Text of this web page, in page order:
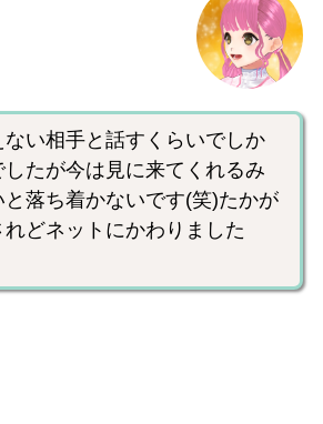
い相手と話すくらいでしか
たが今は見に来てくれるみ
と落ち着かないです(笑)たかが
どネットにかわりました